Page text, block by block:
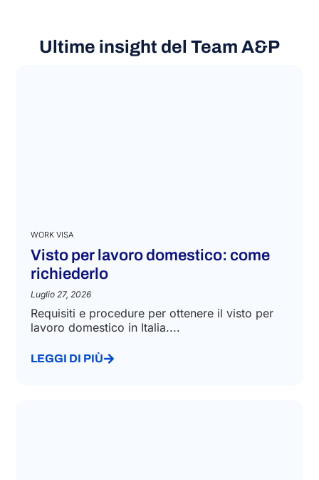
Ultime insight del Team A&P
WORK VISA
Visto per lavoro domestico: come
richiederlo
Luglio 27, 2026
Requisiti e procedure per ottenere il visto per
lavoro domestico in Italia....
LEGGI DI PIÙ